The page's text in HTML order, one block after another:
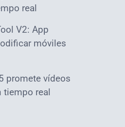
real
V2: App
móviles
promete vídeos
tiempo real